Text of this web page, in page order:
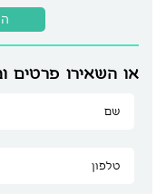
או השאירו פרטים